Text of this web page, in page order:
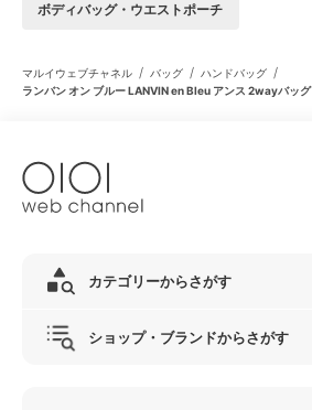
ボディバッグ・ウエストポーチ
マルイウェブチャネル / バッグ / ハンドバッグ /
ランバン オン ブルー LANVIN en Bleu アンス 2wayバッグ
カテゴリーからさがす
ショップ・ブランドからさがす